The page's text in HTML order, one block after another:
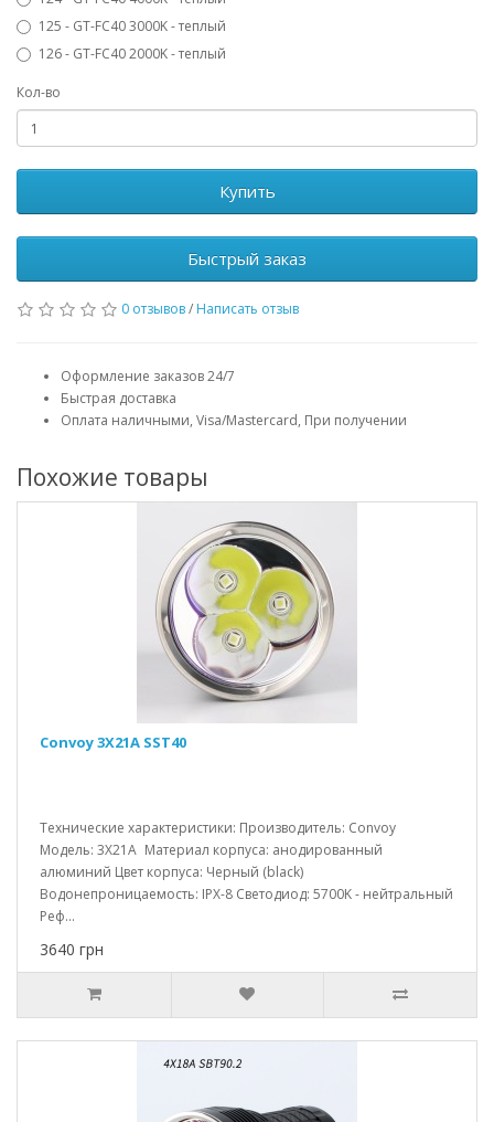
125 - GT-FC40 3000K - теплый
126 - GT-FC40 2000K - теплый
Кол-во
Купить
Быстрый заказ
0 отзывов/ Написать отзыв
Оформление заказов 24/7
Быстрая доставка
Оплата наличными, Visa/Mastercard, При получении
Похожие товары
Convoy 3X21A SST40
Технические характеристики: Производитель: Convoy
Модель: 3X21A Материал корпуса: анодированный
алюминий Цвет корпуса: Черный (black)
Водонепроницаемость: IPX-8 Светодиод: 5700K - нейтральный
Реф...
3640 грн